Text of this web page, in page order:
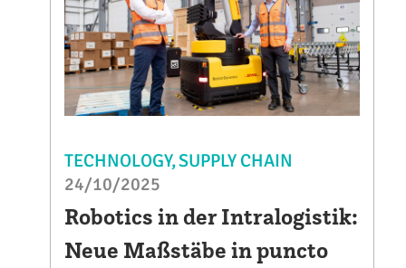
TECHNOLOGY SUPPLY CHAIN
24/10/2025
Robotics in der Intralogistik:
Neue Maßstäbe in puncto